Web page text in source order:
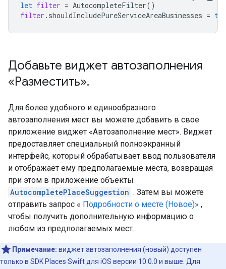
let filter = AutocompleteFilter()
filter . shouldIncludePureServiceAreaBusinesses =
Добавьте виджет автозаполнения
«Разместить».
Для более удобного и единообразного
автозаполнения мест вы можете добавить в свое
приложение виджет «Автозаполнение мест». Виджет
предоставляет специальный полноэкранный
интерфейс, который обрабатывает ввод пользователя
и отображает ему предполагаемые места, возвращая
при этом в приложение объекты
AutocompletePlaceSuggestion . Затем вы можете
отправить запрос « Подробности о месте (Новое)» ,
чтобы получить дополнительную информацию о
любом из предполагаемых мест.
Примечание: виджет автозаполнения (новый) доступен
только в SDK Places Swift для iOS версии 10.0.0 и выше. Для